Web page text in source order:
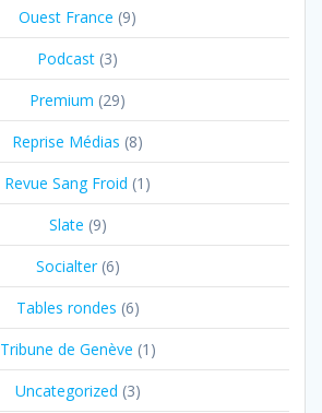
Ouest France (9)
Podcast (3)
Premium (29)
Reprise Médias (8)
Revue Sang Froid (1)
Slate (9)
Socialter(6)
Tables rondes (6)
Tribune de Genève (1)
Uncategorized (3)